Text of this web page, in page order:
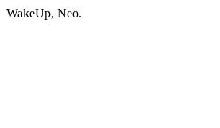
WakeUp, Neo.